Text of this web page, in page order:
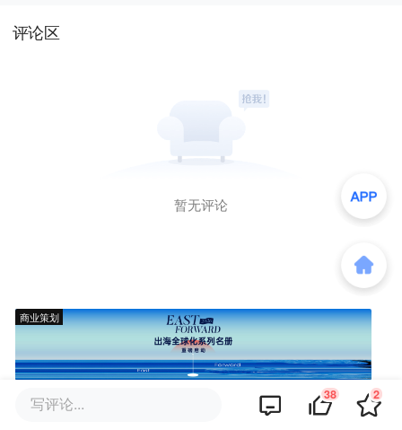
评论区
暂无评论
商业策划
写评论... 38 2